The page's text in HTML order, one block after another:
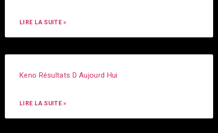
LIRE LA SUITE »
Keno Résultats D Aujourd Hui
LIRE LA SUITE »